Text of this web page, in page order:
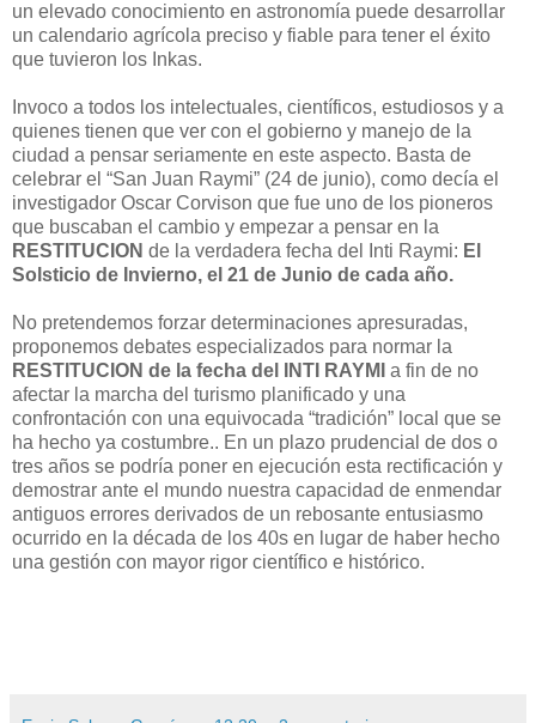
un elevado conocimiento en astronomía puede desarrollar
un calendario agrícola preciso y fiable para tener el éxito
que tuvieron los Inkas.
Invoco a todos los intelectuales, científicos, estudiosos y a
quienes tienen que ver con el gobierno y manejo de la
ciudad a pensar seriamente en este aspecto. Basta de
celebrar el “San Juan Raymi” (24 de junio), como decía el
investigador Oscar Corvison que fue uno de los pioneros
que buscaban el cambio y empezar a pensar en la
RESTITUCION de la verdadera fecha del Inti Raymi: El
Solsticio de Invierno, el 21 de Junio de cada año.
No pretendemos forzar determinaciones apresuradas,
proponemos debates especializados para normar la
RESTITUCION de la fecha del INTI RAYMI a fin de no
afectar la marcha del turismo planificado y una
confrontación con una equivocada “tradición” local que se
ha hecho ya costumbre.. En un plazo prudencial de dos o
tres años se podría poner en ejecución esta rectificación y
demostrar ante el mundo nuestra capacidad de enmendar
antiguos errores derivados de un rebosante entusiasmo
ocurrido en la década de los 40s en lugar de haber hecho
una gestión con mayor rigor científico e histórico.